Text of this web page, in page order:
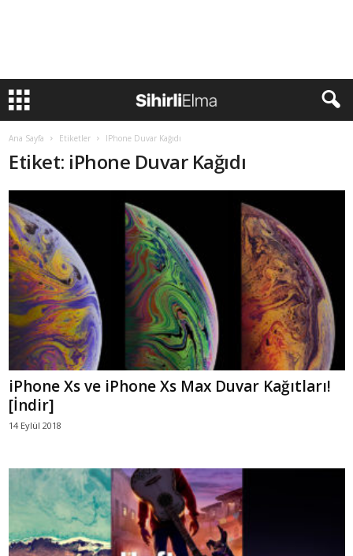
Ana Sayfa Etiketler IPhone Duvar Kağıdı
Etiket: iPhone Duvar Kağıdı
iPhone Xs ve iPhone Xs Max Duvar Kağıtları!
[İndir]
14 Eylül 2018